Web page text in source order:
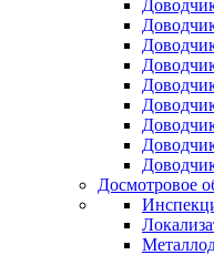
Досмотровое